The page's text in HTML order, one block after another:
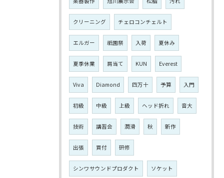
クリーニング チェロコンチェルト
エルガー 祇園祭 入荷 夏休み
夏季休業 肩当て KUN Everest
Viva Diamond 四万十 予算 入門
初級 中級 上級 ヘッド折れ 音大
技術 講習会 潤滑 秋 新作
出張 買付 研修
シンワサウンドプロダクト ソケット